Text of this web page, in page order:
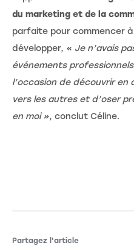
du marketing et de la
parfaite pour commencer
développer, « Je n’avais
événements
l’occasion de découvrir en
vers les autres et d’oser
en moi », conclut Céline.
Partagez l'article